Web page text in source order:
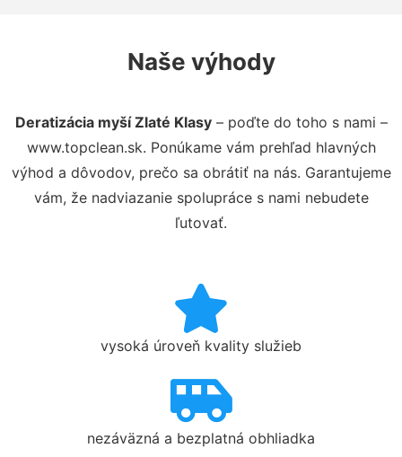
Naše výhody
Deratizácia myší Zlaté Klasy– poďte do toho s nami –
www.topclean.sk. Ponúkame vám prehľad hlavných
výhod a dôvodov, prečo sa obrátiť na nás. Garantujeme
vám, že nadviazanie spolupráce s nami nebudete
ľutovať.
vysoká úroveň kvality služieb
nezáväzná a bezplatná obhliadka